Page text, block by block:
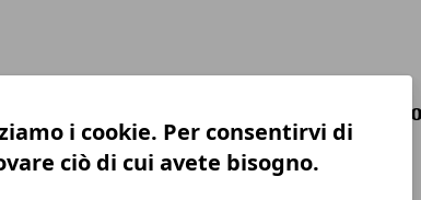
pan. awd 249cv Dal 2022, SUV/
i cookie. Per consentirvi di
ciò di cui avete bisogno.